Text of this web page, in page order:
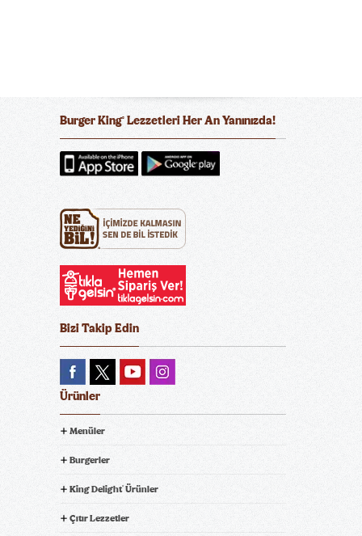
Burger King® Lezzetleri Her An Yanınızda!
Bizi Takip Edin
Ürünler
Menüler
Burgerler
King Delight®Ürünler
Çıtır Lezzetler